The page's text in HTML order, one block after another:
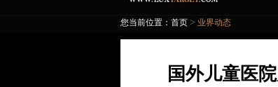
您当前位置： 首页 > 业界动态
国外儿童医